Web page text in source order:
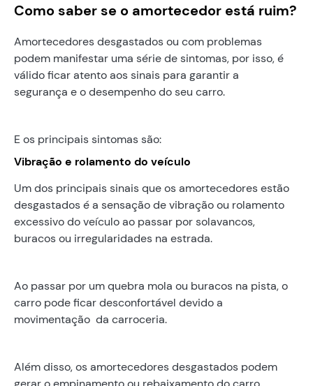
Como saber se o amortecedor está ruim?
Amortecedores desgastados ou com problemas
podem manifestar uma série de sintomas, por isso, é
válido ficar atento aos sinais para garantir a
segurança e o desempenho do seu carro.
E os principais sintomas são:
Vibração e rolamento do veículo
Um dos principais sinais que os amortecedores estão
desgastados é a sensação de vibração ou rolamento
excessivo do veículo ao passar por solavancos,
buracos ou irregularidades na estrada.
Ao passar por um quebra mola ou buracos na pista, o
carro pode ficar desconfortável devido a
movimentação da carroceria.
Além disso, os amortecedores desgastados podem